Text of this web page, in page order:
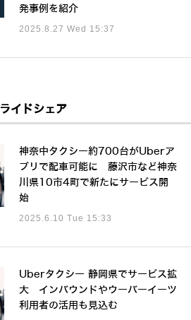
発事例を紹介
2025.8.27 Wed 15:37
ライドシェア
神奈中タクシー約700台がUberア
プリで配車可能に 藤沢市など神奈
川県10市4町で新たにサービス開
始
2025.6.10 Tue 15:33
Uberタクシー 静岡県でサービス拡
大 インバウンドやウーバーイーツ
利用者の活用も見込む